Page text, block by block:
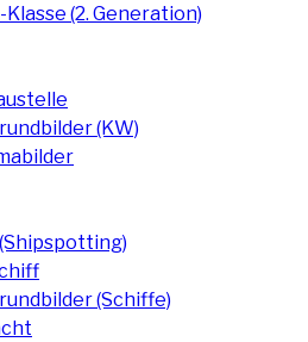
(2. Generation)
(KW)
(Schiffe)